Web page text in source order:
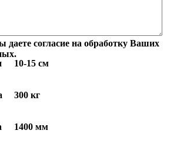
даете согласие на обработку Ваших
10-15 см
300 кг
1400 мм